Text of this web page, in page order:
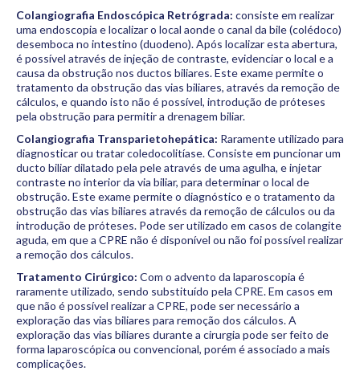
Colangiografia Endoscópica Retrógrada: consiste em realizar
uma endoscopia e localizar o local aonde o canal da bile (colédoco)
desemboca no intestino (duodeno). Após localizar esta abertura,
é possível através de injeção de contraste, evidenciar o local e a
causa da obstrução nos ductos biliares. Este exame permite o
tratamento da obstrução das vias biliares, através da remoção de
cálculos, e quando isto não é possível, introdução de próteses
pela obstrução para permitir a drenagem biliar.
Colangiografia Transparietohepática: Raramente utilizado para
diagnosticar ou tratar coledocolitíase. Consiste em puncionar um
ducto biliar dilatado pela pele através de uma agulha, e injetar
contraste no interior da via biliar, para determinar o local de
obstrução. Este exame permite o diagnóstico e o tratamento da
obstrução das vias biliares através da remoção de cálculos ou da
introdução de próteses. Pode ser utilizado em casos de colangite
aguda, em que a CPRE não é disponível ou não foi possível realizar
a remoção dos cálculos.
Tratamento Cirúrgico: Com o advento da laparoscopia é
raramente utilizado, sendo substituído pela CPRE. Em casos em
que não é possível realizar a CPRE, pode ser necessário a
exploração das vias biliares para remoção dos cálculos. A
exploração das vias biliares durante a cirurgia pode ser feito de
forma laparoscópica ou convencional, porém é associado a mais
complicações.